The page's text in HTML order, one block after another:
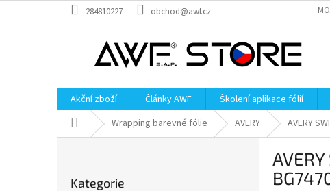
na
284810227 obchod@awf.cz
Akční zboží Články AWF Školení aplikace fólií
Domů Wrapping barevné fólie AVERY AVERY
kategorie
Kategorie